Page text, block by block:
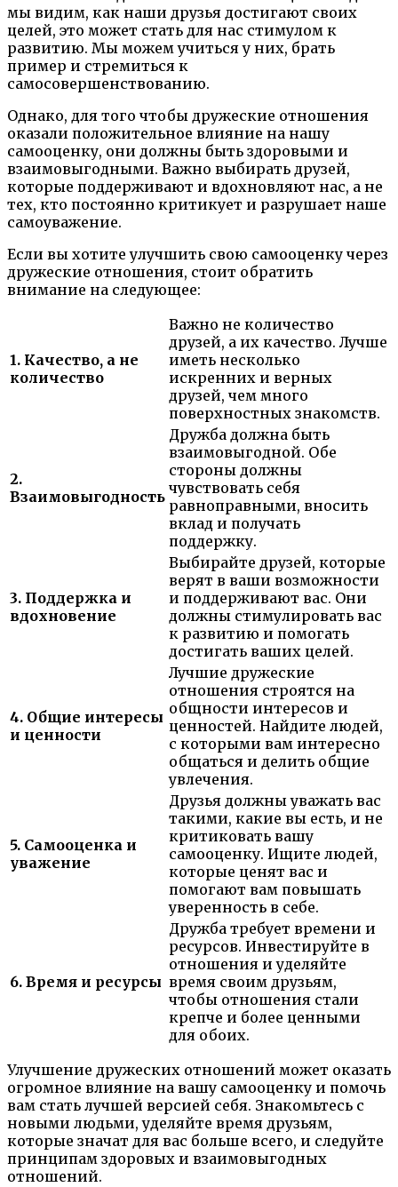
мы видим, как наши друзья достигают своих
целей, это может стать для нас стимулом к
развитию. Мы можем учиться у них, брать
пример и стремиться к
самосовершенствованию.
Однако, для того чтобы дружеские отношения
оказали положительное влияние на нашу
самооценку, они должны быть здоровыми и
взаимовыгодными. Важно выбирать друзей,
которые поддерживают и вдохновляют нас, а не
тех, кто постоянно критикует и разрушает наше
самоуважение.
Если вы хотите улучшить свою самооценку через
дружеские отношения, стоит обратить
внимание на следующее:
1. Качество, а не
количество
Важно не количество
друзей, а их качество. Лучше
иметь несколько
искренних и верных
друзей, чем много
поверхностных знакомств.
2.
Взаимовыгодность
Дружба должна быть
взаимовыгодной. Обе
стороны должны
чувствовать себя
равноправными, вносить
вклад и получать
поддержку.
3. Поддержка и
вдохновение
Выбирайте друзей, которые
верят в ваши возможности
и поддерживают вас. Они
должны стимулировать вас
к развитию и помогать
достигать ваших целей.
4. Общие интересы
и ценности
Лучшие дружеские
отношения строятся на
общности интересов и
ценностей. Найдите людей,
с которыми вам интересно
общаться и делить общие
увлечения.
5. Самооценка и
уважение
Друзья должны уважать вас
такими, какие вы есть, и не
критиковать вашу
самооценку. Ищите людей,
которые ценят вас и
помогают вам повышать
уверенность в себе.
6. Время и ресурсы
Дружба требует времени и
ресурсов. Инвестируйте в
отношения и уделяйте
время своим друзьям,
чтобы отношения стали
крепче и более ценными
для обоих.
Улучшение дружеских отношений может оказать
огромное влияние на вашу самооценку и помочь
вам стать лучшей версией себя. Знакомьтесь с
новыми людьми, уделяйте время друзьям,
которые значат для вас больше всего, и следуйте
принципам здоровых и взаимовыгодных
отношений.